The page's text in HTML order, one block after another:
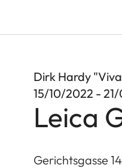
Dirk Hardy
15/10/2022 -
Leica
Gerichtsgasse 14